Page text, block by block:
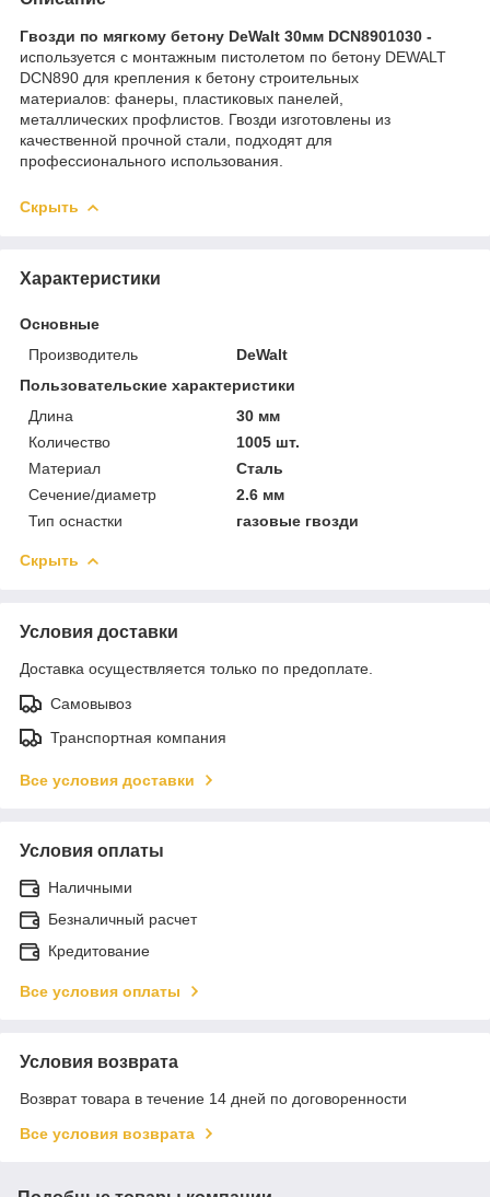
Гвозди по мягкому бетону DeWalt 30мм DCN8901030 -
используется с монтажным пистолетом по бетону DEWALT
DCN890 для крепления к бетону строительных
материалов: фанеры, пластиковых панелей,
металлических профлистов. Гвозди изготовлены из
качественной прочной стали, подходят для
профессионального использования.
Скрыть
Характеристики
Основные
Производитель
DeWalt
Пользовательские характеристики
Длина
30 мм
Количество
1005 шт.
Материал
Сталь
Сечение/диаметр
2.6 мм
Тип оснастки
газовые гвозди
Скрыть
Условия доставки
Доставка осуществляется только по предоплате.
Самовывоз
Транспортная компания
Все условия доставки
Условия оплаты
Наличными
Безналичный расчет
Кредитование
Все условия оплаты
Условия возврата
Возврат товара в течение 14 дней по договоренности
Все условия возврата